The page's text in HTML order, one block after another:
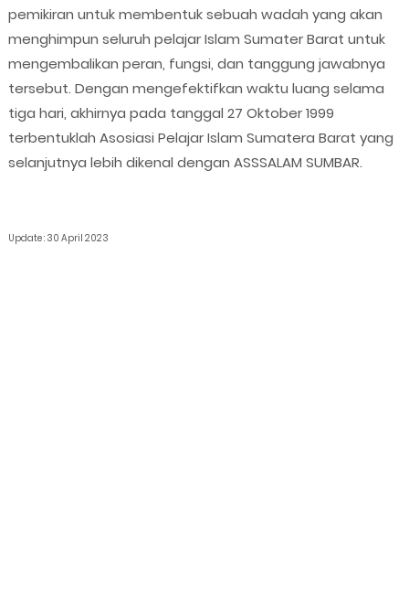
pemikiran untuk membentuk sebuah wadah yang akan
menghimpun seluruh pelajar Islam Sumater Barat untuk
mengembalikan peran, fungsi, dan tanggung jawabnya
tersebut. Dengan mengefektifkan waktu luang selama
tiga hari, akhirnya pada tanggal 27 Oktober 1999
terbentuklah Asosiasi Pelajar Islam Sumatera Barat yang
selanjutnya lebih dikenal dengan ASSSALAM SUMBAR.
Update : 30 April 2023